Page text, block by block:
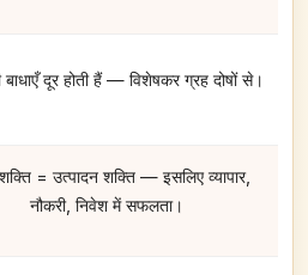
बाधाएँ दूर होती हैं — विशेषकर ग्रह दोषों से।
= उत्पादन शक्ति — इसलिए व्यापार,
नौकरी, निवेश में सफलता।